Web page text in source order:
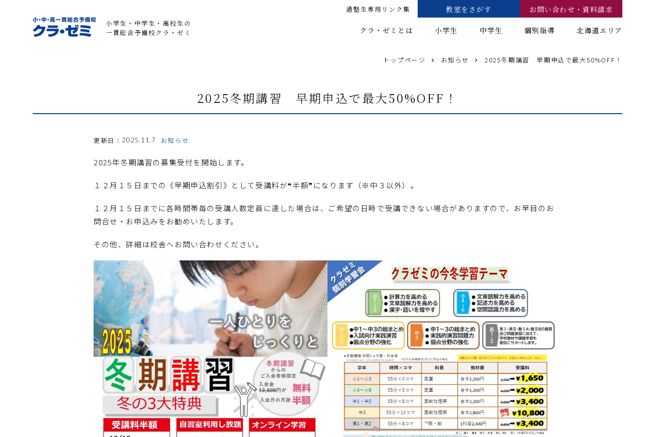
小学生・中学生・高校生の
一貫総合予備校クラ・ゼミ
通塾生専用リンク集 教室をさがす お問い合わせ・資料請求
クラ・ゼミとは 小学生 中学生 個別指導 北海道エリア
トップページ お知らせ 2025冬期講習 早期申込で最大50%OFF！
2025冬期講習 早期申込で最大50%OFF！
更新日： 2025.11.7 お知らせ
2025年冬期講習の募集受付を開始します。
１２月１５日までの《早期申込割引》として受講料が❝半額❞になります（※中３以外）。
１２月１５日までに各時間帯毎の受講人数定員に達した場合は、ご希望の日時で受講できない場合がありますので、お早目のお
問合せ・お申込みをお勧めいたします。
その他、詳細は校舎へお問い合わせください。